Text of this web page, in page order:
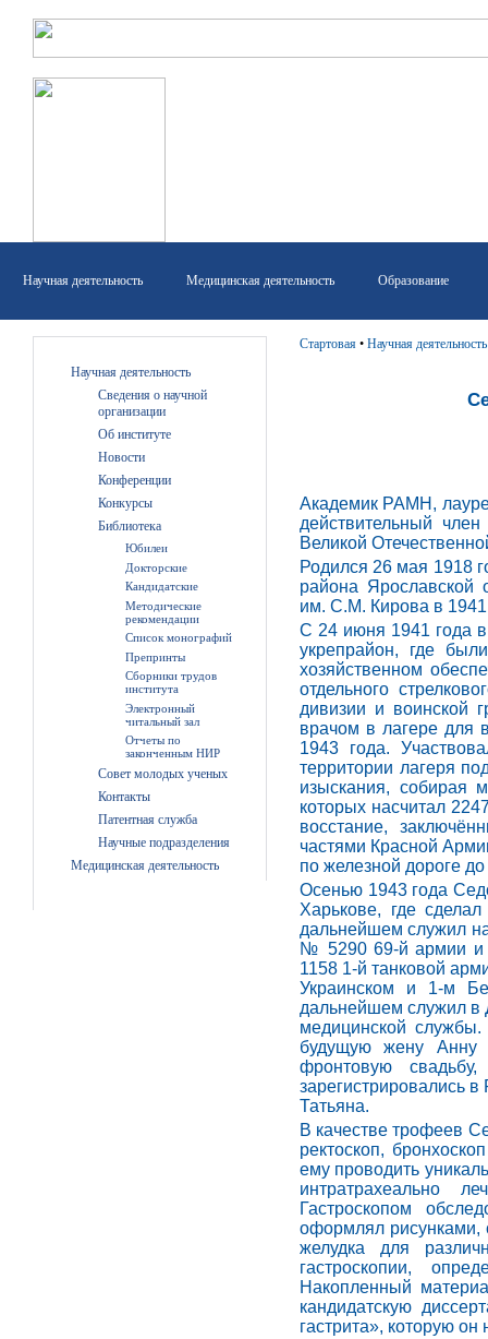
Научная деятельность Медицинская деятельность Образование
Научная деятельность
Сведения о научной
организации
Об институте
Новости
Конференции
Конкурсы
Библиотека
Юбилеи
Докторские
Кандидатские
Методические
рекомендации
Список монографий
Препринты
Сборники трудов
института
Электронный
читальный зал
Отчеты по
законченным НИР
Совет молодых ученых
Контакты
Патентная служба
Научные подразделения
Медицинская деятельность
Стартовая • Научная деятельность
Академик РАМН,
действительный
Великой
Родился 26 мая 1918
района Ярославской
им. С.М. Кирова в 1941
С 24 июня 1941 года
укрепрайон, где
хозяйственном
отдельного
дивизии и воинской
врачом в лагере для
1943 года.
территории лагеря
изыскания, собирая
которых насчитал
восстание,
частями Красной
по железной дороге
Осенью 1943 года
Харькове, где
дальнейшем служил
№ 5290 69-й армии и
1158 1-й танковой
Украинском и 1-м
дальнейшем служил в
медицинской
будущую жену Анну
фронтовую
зарегистрировались
Татьяна.
В качестве трофеев
ректоскоп,
ему проводить
интратрахеально
Гастроскопом
оформлял рисунками,
желудка для
гастроскопии,
Накопленный
кандидатскую
гастрита», которую он